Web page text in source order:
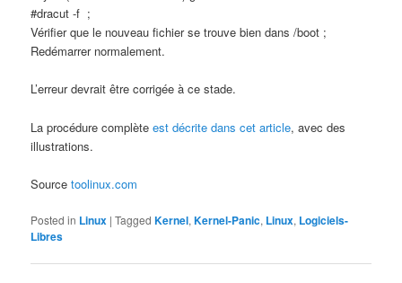
#dracut -f ;
Vérifier que le nouveau fichier se trouve bien dans /boot ;
Redémarrer normalement.
L’erreur devrait être corrigée à ce stade.
La procédure complèteest décrite dans cet article, avec des
illustrations.
Sourcetoolinux.com
Posted in Linux |Tagged Kernel,Kernel-Panic, Linux, Logiciels-
Libres